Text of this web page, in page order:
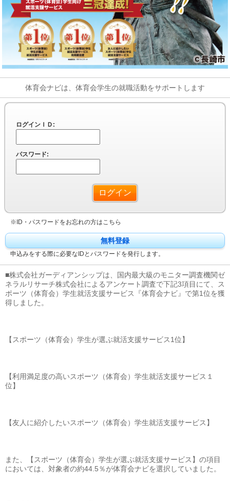
体育会ナビは、体育会学生の就職活動をサポートします
ログインＩＤ:
パスワード:
※ID・パスワードをお忘れの方はこちら
無料登録
申込みをする際に必要なIDとパスワードを発行します。
■株式会社ガーディアンシップは、国内最大級のモニター調査機関ゼ
ネラルリサーチ株式会社によるアンケート調査で下記3項目にて、ス
ポーツ（体育会）学生就活支援サービス『体育会ナビ』で第1位を獲
得しました。
【スポーツ（体育会）学生が選ぶ就活支援サービス1位】
【利用満足度の高いスポーツ（体育会）学生就活支援サービス１
位】
【友人に紹介したいスポーツ（体育会）学生就活支援サービス】
また、【スポーツ（体育会）学生が選ぶ就活支援サービス】の項目
においては、対象者の約44.5％が体育会ナビを選択していました。